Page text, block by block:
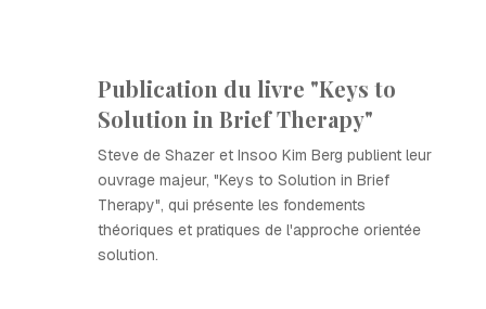
Publication du livre "Keys to
Solution in Brief Therapy"
Steve de Shazer et Insoo Kim Berg publient leur
ouvrage majeur, "Keys to Solution in Brief
Therapy", qui présente les fondements
théoriques et pratiques de l'approche orientée
solution.